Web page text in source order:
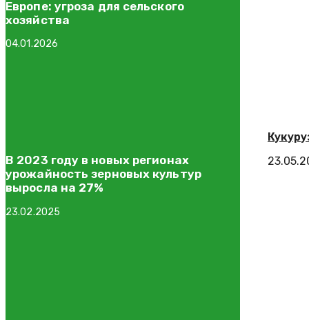
Европе: угроза для сельского
хозяйства
04.01.2026
В 2023 году в новых регионах
урожайность зерновых культур
выросла на 27%
23.02.2025